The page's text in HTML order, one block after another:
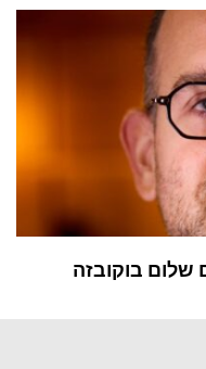
שלום בוקובזה